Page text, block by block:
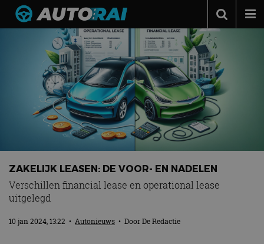
Autonieuws
Podcast
Autotests
Automerken
Adverteren
Contact
MotorRAI.nl
ZAKELIJK LEASEN: DE VOOR- EN NADELEN
Verschillen financial lease en operational lease
uitgelegd
10 jan 2024, 13:22 • Autonieuws • DoorDe Redactie